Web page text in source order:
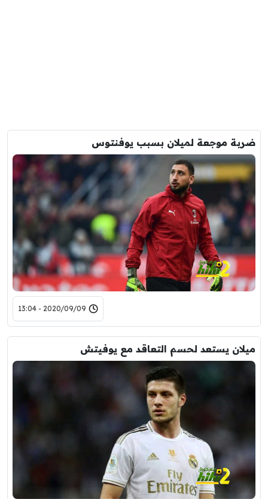
ضربة موجعة لميلان بسبب يوفنتوس
2020/09/09 - 13:04
ميلان يستعد لحسم التعاقد مع يوفيتش